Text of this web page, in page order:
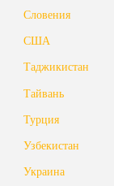
Словения
США
Таджикистан
Тайвань
Турция
Узбекистан
Украина